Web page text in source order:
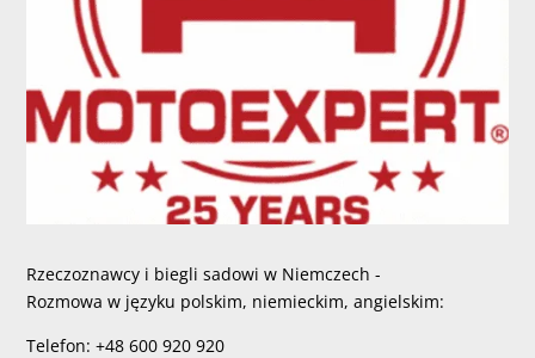
Rzeczoznawcy i biegli sadowi w Niemczech -
Rozmowa w języku polskim, niemieckim, angielskim:
Telefon: +48 600 920 920